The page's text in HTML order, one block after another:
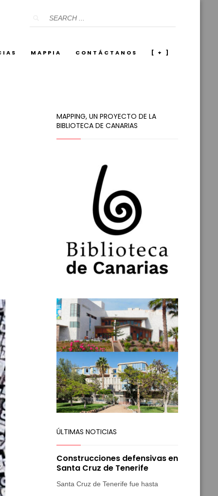
MAPPIA CONTÁCTANOS [ + ]
MAPPING, UN PROYECTO DE LA
BIBLIOTECA DE CANARIAS
ÚLTIMAS NOTICIAS
Construcciones defensivas en
Santa Cruz de Tenerife
Santa Cruz de Tenerife fue hasta